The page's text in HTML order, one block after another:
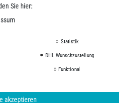
vorbehalten.
Sie hier:
Statistik
DHL Wunschzustellung
Funktional
akzeptieren